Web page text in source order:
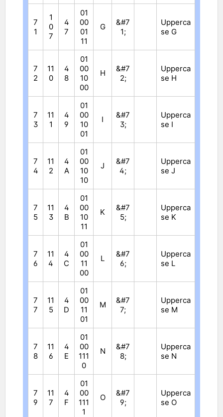
7
1
1
0
7
4
7
01
00
01
11
G
&#7
1;
Upperca
se G
7
2
11
0
4
8
01
00
10
00
H
&#7
2;
Upperca
se H
7
3
11
1
4
9
01
00
10
01
I
&#7
3;
Upperca
se I
7
4
11
2
4
A
01
00
10
10
J
&#7
4;
Upperca
se J
7
5
11
3
4
B
01
00
10
11
K
&#7
5;
Upperca
se K
7
6
11
4
4
C
01
00
11
00
L
&#7
6;
Upperca
se L
7
7
11
5
4
D
01
00
11
01
M
&#7
7;
Upperca
se M
7
8
11
6
4
E
01
00
111
0
N
&#7
8;
Upperca
se N
7
9
11
7
4
F
01
00
111
1
O
&#7
9;
Upperca
se O